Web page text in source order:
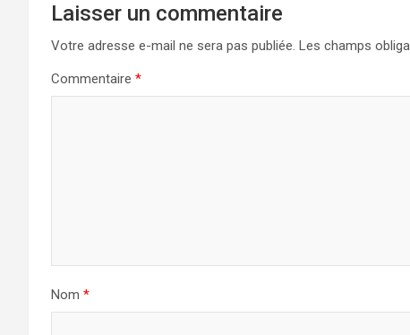
Laisser un commentaire
Votre adresse e-mail ne sera pas publiée. Les champs
Commentaire *
Nom *